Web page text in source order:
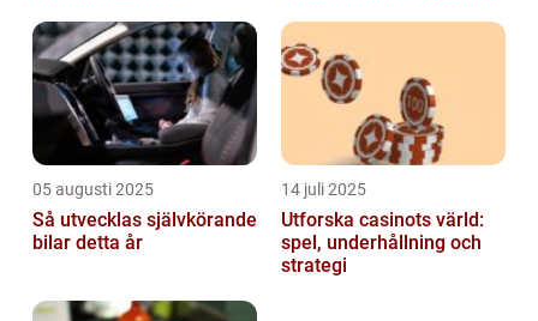
05 augusti 2025
Så utvecklas självkörande
bilar detta år
14 juli 2025
Utforska casinots värld:
spel, underhållning och
strategi